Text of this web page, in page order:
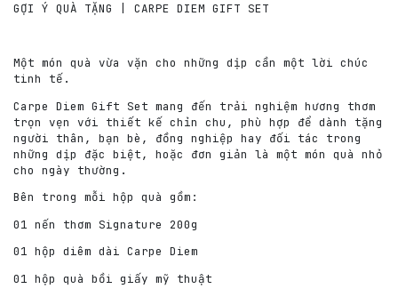
GỢI Ý QUÀ TẶNG | CARPE DIEM GIFT SET
Một món quà vừa vặn cho những dịp cần một lời chúc
tinh tế.
Carpe Diem Gift Set mang đến trải nghiệm hương thơm
trọn vẹn với thiết kế chỉn chu, phù hợp để dành tặng
người thân, bạn bè, đồng nghiệp hay đối tác trong
những dịp đặc biệt, hoặc đơn giản là một món quà nhỏ
cho ngày thường.
Bên trong mỗi hộp quà gồm:
01 nến thơm Signature 200g
01 hộp diêm dài Carpe Diem
01 hộp quà bồi giấy mỹ thuật